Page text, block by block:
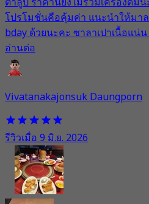
โปรโมชั่นคือคุ้มค่า แนะนำให้มา
bday ด้วยนะคะ ซาลาเปาเนื้อแน่
อ่านต่อ
Vivatanakajonsuk Daungporn
รีวิวเมื่อ 9 มิ.ย. 2026